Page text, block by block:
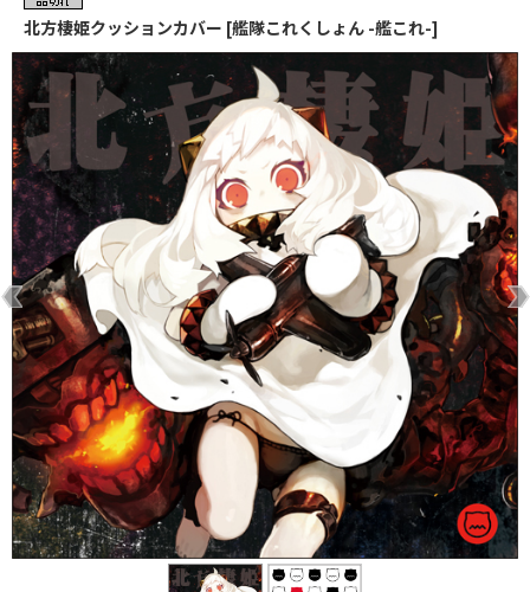
北方棲姫クッションカバー [艦隊これくしょん -艦これ-]